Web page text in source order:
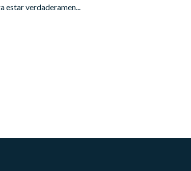
verdaderamen...